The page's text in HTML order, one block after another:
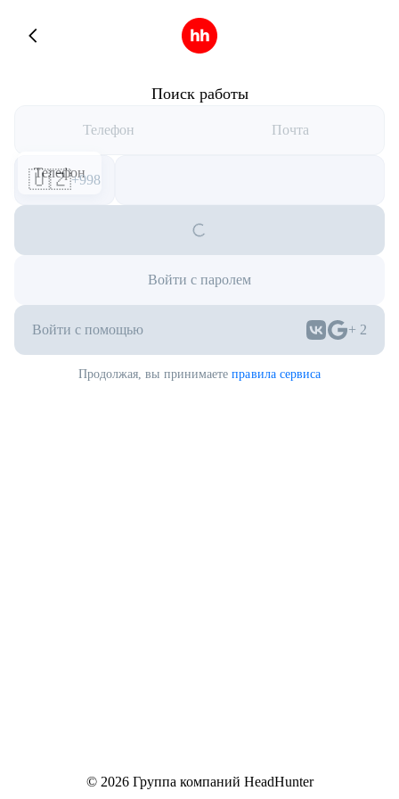
Поиск работы
Телефон
Телефон
Почта
🇺🇿+998
Войти с паролем
Войти с помощью + 2
Продолжая, вы принимаетеправила сервиса
© 2026 Группа компаний HeadHunter